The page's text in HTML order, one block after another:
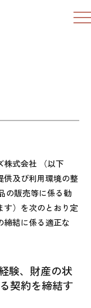
株式会社 （以下
供及び利用環境の整
の販売等に係る勧
す）を次のとおり定
締結に係る適正な
験、財産の状
契約を締結す